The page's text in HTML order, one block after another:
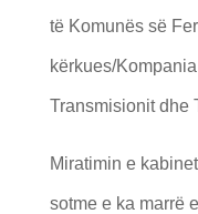
të Komunës së
kërkues/
Transmisionit dhe
Miratimin e
sotme e ka marrë